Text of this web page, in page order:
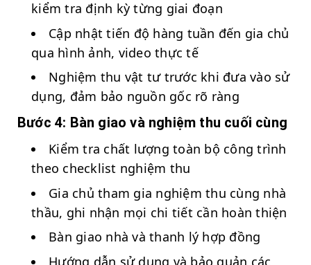
kiểm tra định kỳ từng giai đoạn
Cập nhật tiến độ hàng tuần đến gia chủ
qua hình ảnh, video thực tế
Nghiệm thu vật tư trước khi đưa vào sử
dụng, đảm bảo nguồn gốc rõ ràng
Bước 4: Bàn giao và nghiệm thu cuối cùng
Kiểm tra chất lượng toàn bộ công trình
theo checklist nghiệm thu
Gia chủ tham gia nghiệm thu cùng nhà
thầu, ghi nhận mọi chi tiết cần hoàn thiện
Bàn giao nhà và thanh lý hợp đồng
Hướng dẫn sử dụng và bảo quản các